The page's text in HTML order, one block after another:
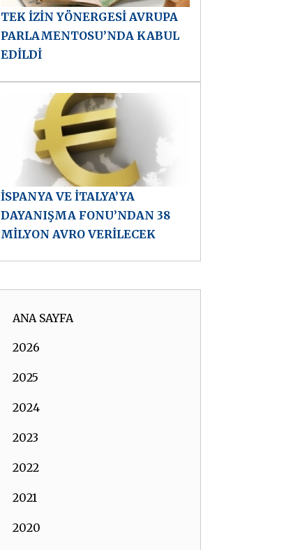
TEK İZİN YÖNERGESİ AVRUPA
PARLAMENTOSU’NDA KABUL
EDİLDİ
İSPANYA VE İTALYA’YA
DAYANIŞMA FONU’NDAN 38
MİLYON AVRO VERİLECEK
ANA SAYFA
2026
2025
2024
2023
2022
2021
2020